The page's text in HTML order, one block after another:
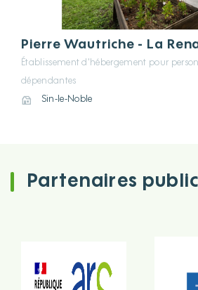
Pierre Wautriche - La
Établissement d'hébergement pour
dépendantes
Sin-le-Noble
Partenaires